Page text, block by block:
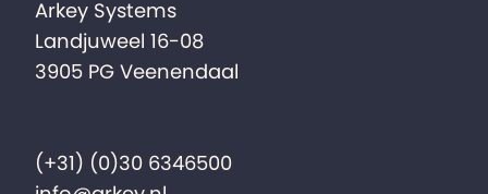
Arkey Systems
Landjuweel 16-08
3905 PG Veenendaal
(+31) (0)30 6346500